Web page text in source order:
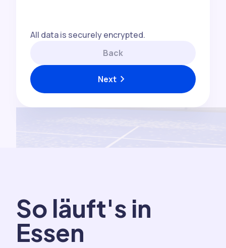
All data is securely encrypted.
Back
Nextchevron_right
So läuft's in
Essen